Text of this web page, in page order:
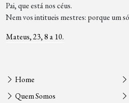
Pai, que está nos céus.
Nem vos intitueis mestres: porque um
Mateus, 23, 8 a 10.
Home
Quem Somos